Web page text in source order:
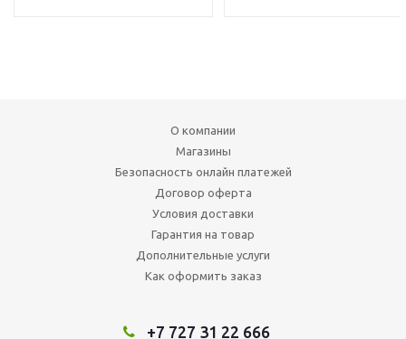
О компании
Магазины
Безопасность онлайн платежей
Договор оферта
Условия доставки
Гарантия на товар
Дополнительные услуги
Как оформить заказ
+7 727 31 22 666